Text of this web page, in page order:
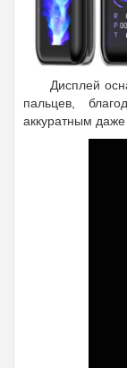
Дисплей
пальцев,
аккуратным даже